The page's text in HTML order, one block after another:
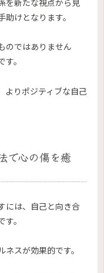
を新たな視点から見
けとなります。
のではありません
。
よりポジティブな自己
で心の傷を癒
には、自己と向き合
。
スが効果的です。